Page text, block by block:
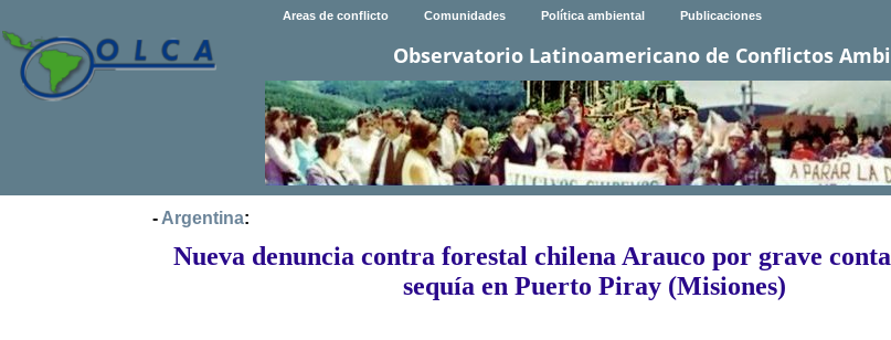
Areas de conflicto Comunidades Política ambiental Publicaciones
Observatorio Latinoamericano de Conflictos
- Argentina:
Nueva denuncia contra forestal chilena Arauco por grave
sequía en Puerto Piray (Misiones)